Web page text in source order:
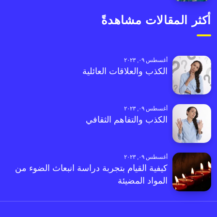
أكثر المقالات مشاهدةً
أغسطس ٠٩, ٢٠٢٣
الكذب والعلاقات العائلية
أغسطس ٠٩, ٢٠٢٣
الكذب والتفاهم الثقافي
أغسطس ٠٩, ٢٠٢٣
كيفية القيام بتجربة دراسة انبعاث الضوء من
المواد المضيئة